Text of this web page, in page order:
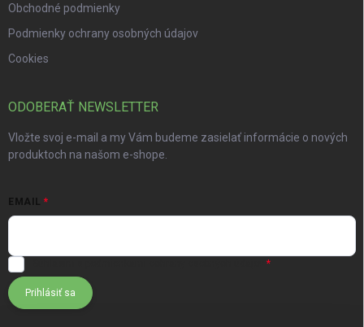
Obchodné podmienky
Podmienky ochrany osobných údajov
Cookies
ODOBERAŤ NEWSLETTER
Vložte svoj e-mail a my Vám budeme zasielať informácie o nových
produktoch na našom e-shope.
EMAIL
Prihlásiť sa